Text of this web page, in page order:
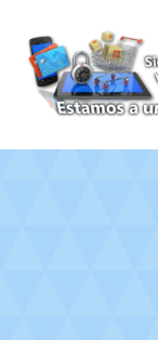
Ir
a
la
navegación
Ir
al
contenido
Inicio